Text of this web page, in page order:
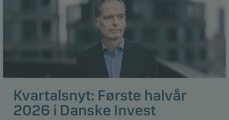
Kvartalsnyt: Første halvår
2026 i Danske Invest